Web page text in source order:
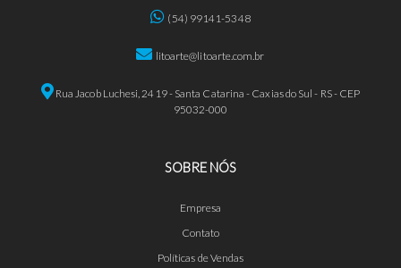
(54) 99141-5348
litoarte@litoarte.com.br
Rua Jacob Luchesi, 2419 - Santa Catarina - Caxias do Sul - RS - CEP
95032-000
SOBRE NÓS
Empresa
Contato
Políticas de Vendas